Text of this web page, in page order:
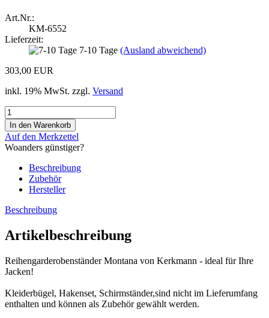
Art.Nr.:
KM-6552
Lieferzeit:
7-10 Tage (Ausland abweichend)
303,00 EUR
inkl. 19% MwSt. zzgl. Versand
Auf den Merkzettel
Woanders günstiger?
Beschreibung
Zubehör
Hersteller
Beschreibung
Artikelbeschreibung
Reihengarderobenständer Montana von Kerkmann - ideal für Ihre
Jacken!
Kleiderbügel, Hakenset, Schirmständer,sind nicht im Lieferumfang
enthalten und können als Zubehör gewählt werden.